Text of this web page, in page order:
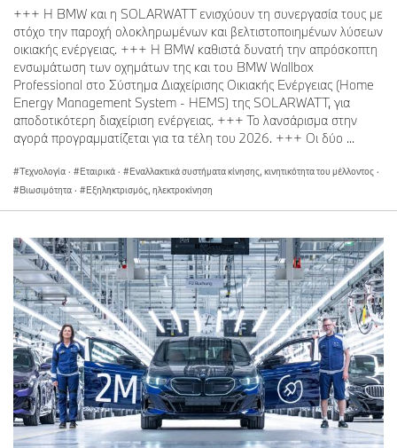
+++ Η BMW και η SOLARWATT ενισχύουν τη συνεργασία τους με
στόχο την παροχή ολοκληρωμένων και βελτιστοποιημένων λύσεων
οικιακής ενέργειας. +++ Η BMW καθιστά δυνατή την απρόσκοπτη
ενσωμάτωση των οχημάτων της και του BMW Wallbox
Professional στο Σύστημα Διαχείρισης Οικιακής Ενέργειας (Home
Energy Management System - HEMS) της SOLARWATT, για
αποδοτικότερη διαχείριση ενέργειας. +++ Το λανσάρισμα στην
αγορά προγραμματίζεται για τα τέλη του 2026. +++ Οι δύο ...
Τεχνολογία · Εταιρικά · Εναλλακτικά συστήματα κίνησης, κινητικότητα του μέλλοντος ·
Βιωσιμότητα · Εξηληκτρισμός, ηλεκτροκίνηση